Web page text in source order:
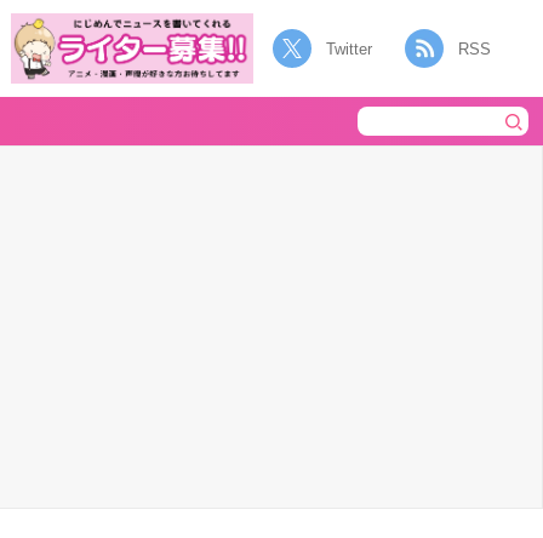
Twitter RSS